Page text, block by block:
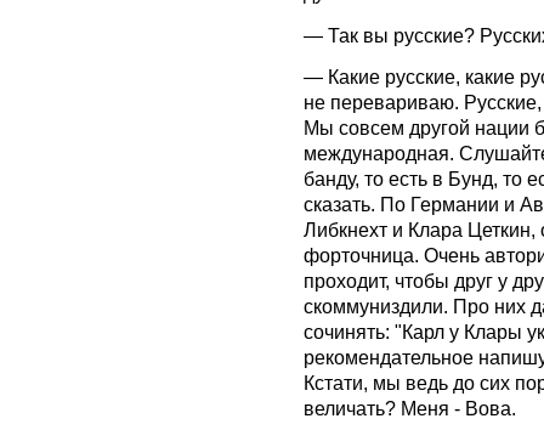
— Так вы русские?
— Какие русские, какие
не перевариваю.
Мы совсем другой нации
международная.
банду, то есть в Бунд, то
сказать. По Германии и
Либкнехт и Клара
форточница. Очень
проходит, чтобы друг у
скоммуниздили. Про них
сочинять: "Карл у Клары
рекомендательное
Кстати, мы ведь до сих
величать? Меня - Вова.